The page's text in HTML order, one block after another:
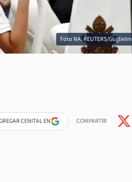
Foto NA: REUTERS/
CENITAL EN COMPARTIR